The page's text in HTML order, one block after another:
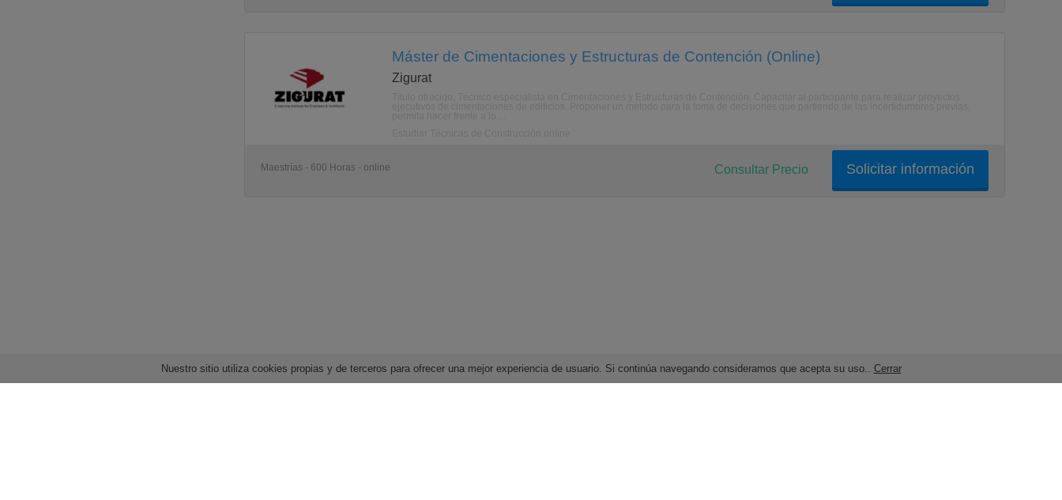
Nuestro sitio utiliza cookies propias y de terceros para ofrecer una mejor experiencia de usuario. Si continúa navegando consideramos que acepta su uso.. Cerrar
Máster de Cimentaciones y Estructuras de Contención (Online)
Zigurat
Maestrías - 600 Horas - online Solicitar información
Consultar Precio